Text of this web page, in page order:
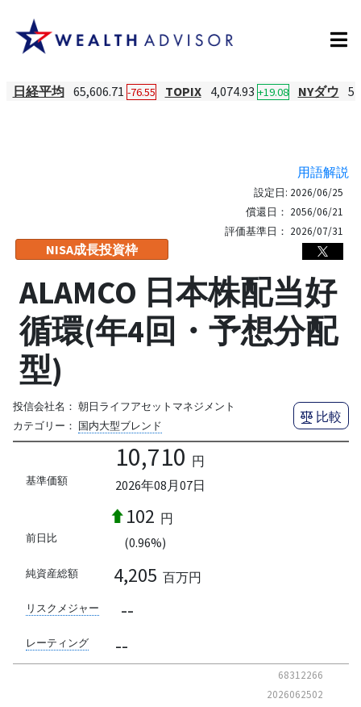
日経平均 65,606.71 -76.55 TOPIX 4,074.93 +19.08 NYダウ
用語解説
NISA成長投資枠
設定日: 2026/06/25
償還日： 2056/06/21
評価基準日： 2026/07/31
ALAMCO 日本株配当好
循環(年4回・予想分配
型)
投信会社名： 朝日ライフアセットマネジメント
カテゴリー： 国内大型ブレンド
比較
基準価額
10,710 円
2026年08月07日
前日比
102 円
(0.96%)
純資産総額 4,205 百万円
リスクメジャー --
レーティング --
68312266
2026062502